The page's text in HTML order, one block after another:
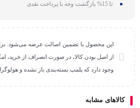
تا 15% بازگشت وجه با پرداخت نقدی
این محصول با تضمین اصالت عرضه می‌شود.
از اصل بودن کالا، در صورت انصراف از خرید،
وجود دارد که پلمپ بسته‌بندی باز نشده و
کالاهای مشابه